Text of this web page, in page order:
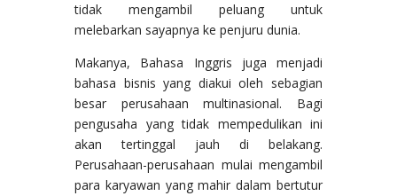
tidak mengambil peluang untuk
melebarkan sayapnya ke penjuru dunia.
Makanya, Bahasa Inggris juga menjadi
bahasa bisnis yang diakui oleh sebagian
besar perusahaan multinasional. Bagi
pengusaha yang tidak mempedulikan ini
akan tertinggal jauh di belakang.
Perusahaan-perusahaan mulai mengambil
para karyawan yang mahir dalam bertutur